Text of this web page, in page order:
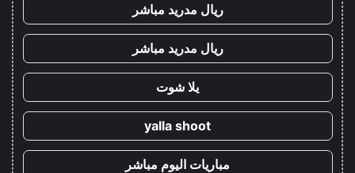
ريال مدريد مباشر
ريال مدريد مباشر
يلا شوت
yalla shoot
مباريات اليوم مباشر